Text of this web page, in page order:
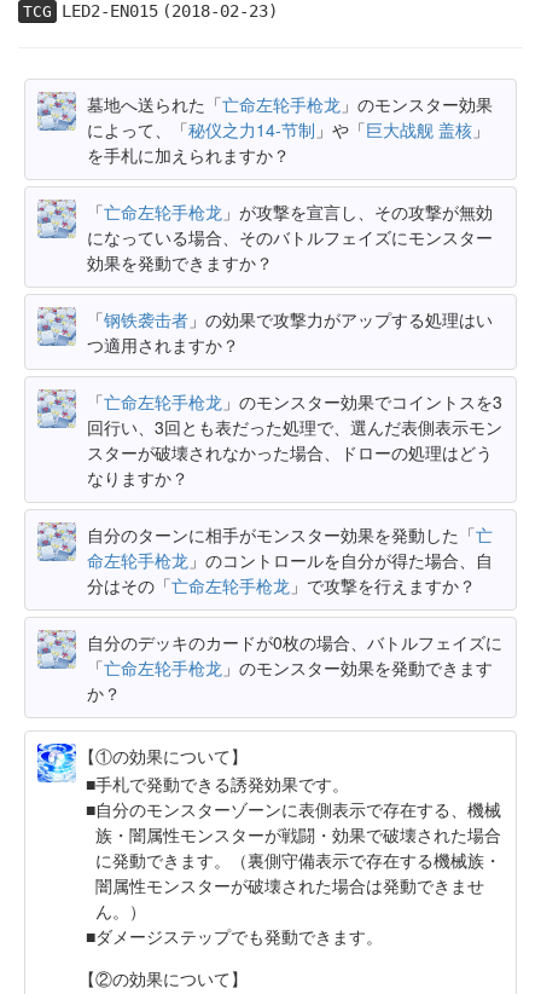
TCG LED2-EN015(2018-02-23)
墓地へ送られた「亡命左轮手枪龙 」のモンスター効果
によって、「秘仪之力14-节制 」や「巨大战舰 盖核 」
を手札に加えられますか？
「亡命左轮手枪龙 」が攻撃を宣言し、その攻撃が無効
になっている場合、そのバトルフェイズにモンスター
効果を発動できますか？
「钢铁袭击者 」の効果で攻撃力がアップする処理はい
つ適用されますか？
「亡命左轮手枪龙 」のモンスター効果でコイントスを3
回行い、3回とも表だった処理で、選んだ表側表示モン
スターが破壊されなかった場合、ドローの処理はどう
なりますか？
自分のターンに相手がモンスター効果を発動した「亡
命左轮手枪龙 」のコントロールを自分が得た場合、自
分はその「亡命左轮手枪龙 」で攻撃を行えますか？
自分のデッキのカードが0枚の場合、バトルフェイズに
「亡命左轮手枪龙 」のモンスター効果を発動できます
か？
【①の効果について】
手札で発動できる誘発効果です。
自分のモンスターゾーンに表側表示で存在する、機械
族・闇属性モンスターが戦闘・効果で破壊された場合
に発動できます。（裏側守備表示で存在する機械族・
闇属性モンスターが破壊された場合は発動できませ
ん。）
ダメージステップでも発動できます。
【②の効果について】